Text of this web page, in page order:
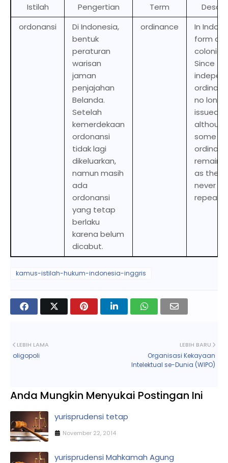
Istilah
Pengertian Term
ordonansi
Di Indonesia,
bentuk
peraturan
warisan
jaman
penjajahan
Belanda.
Setelah
kemerdekaan
ordonansi
tidak lagi
dikeluarkan,
namun masih
ada
ordonansi
yang tetap
berlaku
karena belum
dicabut.
ordinance
In
form of
colonial
Since
no
issued,
although
some
remain
as they
never
kamus-istilah-hukum-indonesia-inggris
LEBIH BARU
Organisasi Kekayaan
Intelektual se-Dunia (WIPO)
LEBIH LAMA
oligopoli
Anda Mungkin Menyukai Postingan Ini
yurisprudensi tetap
November 22, 2014
yurisprudensi Mahkamah Agung